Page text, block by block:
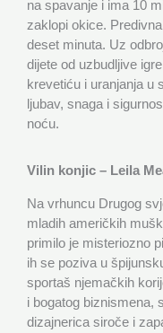
na spavanje i ima 10
zaklopi okice.
deset minuta. Uz
dijete od uzbudljive
krevetiću i uranjanja u
ljubav, snaga i
noću.
Vilin konjic – Leila
Na vrhuncu Drugog
mladih američkih
primilo je misteriozno
ih se poziva u
sportaš njemačkih
i bogatog biznismena,
dizajnerica siroče i